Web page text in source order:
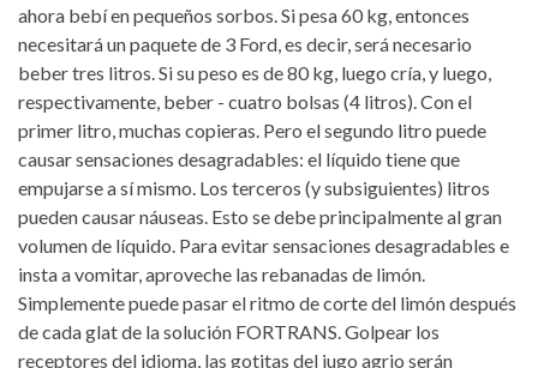
ahora bebí en pequeños sorbos. Si pesa 60 kg, entonces
necesitará un paquete de 3 Ford, es decir, será necesario
beber tres litros. Si su peso es de 80 kg, luego cría, y luego,
respectivamente, beber - cuatro bolsas (4 litros). Con el
primer litro, muchas copieras. Pero el segundo litro puede
causar sensaciones desagradables: el líquido tiene que
empujarse a sí mismo. Los terceros (y subsiguientes) litros
pueden causar náuseas. Esto se debe principalmente al gran
volumen de líquido. Para evitar sensaciones desagradables e
insta a vomitar, aproveche las rebanadas de limón.
Simplemente puede pasar el ritmo de corte del limón después
de cada glat de la solución FORTRANS. Golpear los
receptores del idioma, las gotitas del jugo agrio serán